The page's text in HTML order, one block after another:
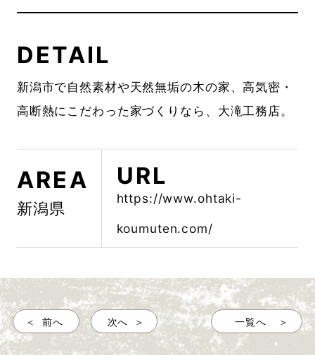
DETAIL
新潟市で自然素材や天然無垢の木の家、高気密・
高断熱にこだわった家づくりなら、大滝工務店。
AREA
新潟県
URL
https://www.ohtaki-
koumuten.com/
一覧へ
前へ 次へ